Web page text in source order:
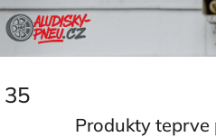
Přejít
na
obsah
35
Produkty teprve